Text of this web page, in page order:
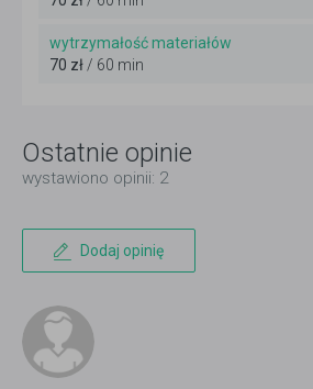
wytrzymałość materiałów
70 zł / 60 min
Ostatnie opinie
wystawiono opinii: 2
Dodaj opinię